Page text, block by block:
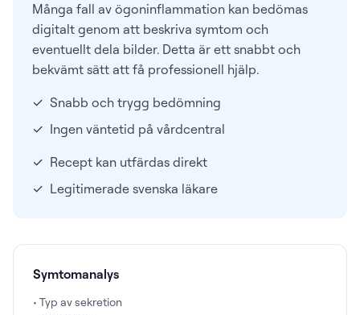
Många fall av ögoninflammation kan bedömas
digitalt genom att beskriva symtom och
eventuellt dela bilder. Detta är ett snabbt och
bekvämt sätt att få professionell hjälp.
✓ Snabb och trygg bedömning
✓ Ingen väntetid på vårdcentral
✓ Recept kan utfärdas direkt
✓ Legitimerade svenska läkare
Symtomanalys
• Typ av sekretion